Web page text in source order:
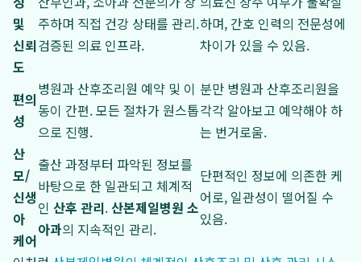
및
신뢰
도
주하며 직접 건강 상태를 관리.
검증된 의료 인프라.
하며, 간호 인력의 전문성에
차이가 있을 수 있음.
편의
성
병원과 산후조리원 예약 및 이
동이 간편. 모든 절차가 원스톱
으로 진행.
분만 병원과 산후조리원을
각각 알아보고 예약해야 하
는 번거로움.
산
모/
신생
아
케어
출산 과정부터 파악된 정보를
바탕으로 한 일관되고 체계적
인 산후 관리.산본제일병원 소
아과의 지속적인 관리.
단편적인 정보에 의존한 케
어로, 일관성이 떨어질 수
있음.